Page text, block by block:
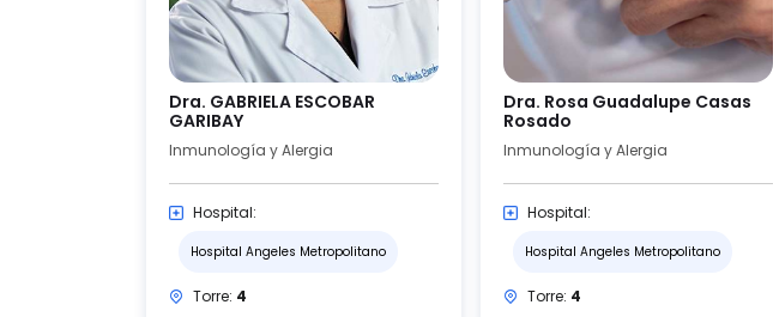
Dra. GABRIELA ESCOBAR
GARIBAY
Inmunología y Alergia
Hospital:
Hospital Angeles Metropolitano
Torre: 4
Dra. Rosa Guadalupe Casas
Rosado
Inmunología y Alergia
Hospital:
Hospital Angeles Metropolitano
Torre: 4